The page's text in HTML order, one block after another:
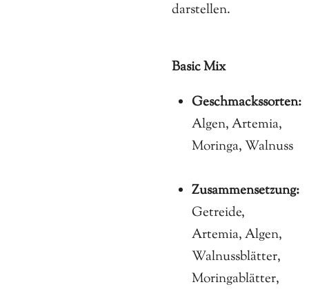
darstellen.
Basic Mix
Geschmackssorten:
Algen, Artemia,
Moringa, Walnuss
Zusammensetzung:
Getreide,
Artemia, Algen,
Walnussblätter,
Moringablätter,